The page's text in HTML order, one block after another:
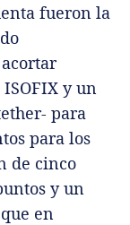
fueron la
y un
para
para los
de cinco
y un
en